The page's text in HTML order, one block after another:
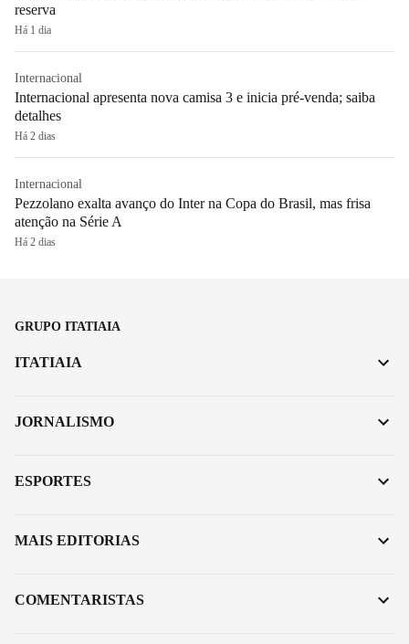
reserva
Há 1 dia
Internacional
Internacional apresenta nova camisa 3 e inicia pré-venda; saiba
detalhes
Há 2 dias
Internacional
Pezzolano exalta avanço do Inter na Copa do Brasil, mas frisa
atenção na Série A
Há 2 dias
GRUPO ITATIAIA
ITATIAIA
JORNALISMO
ESPORTES
MAIS EDITORIAS
COMENTARISTAS